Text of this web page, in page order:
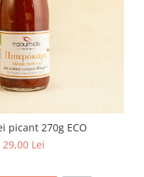
picant 270g ECO
29,00 Lei